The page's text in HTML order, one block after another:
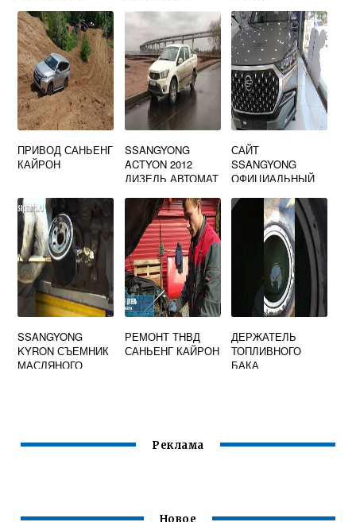
ПРИВОД САНЬЕНГ
КАЙРОН
SSANGYONG
ACTYON 2012
ДИЗЕЛЬ АВТОМАТ
САЙТ
SSANGYONG
ОФИЦИАЛЬНЫЙ
SSANGYONG
KYRON СЪЕМНИК
МАСЛЯНОГО
РЕМОНТ ТНВД
САНЬЕНГ КАЙРОН
ДЕРЖАТЕЛЬ
ТОПЛИВНОГО
БАКА
Реклама
Новое